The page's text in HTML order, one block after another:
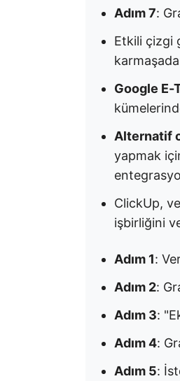
Adım 7:
Etkili çizgi
Google E-
Alternatif
yapmak
ClickUp,
işbirliğini
Adım 1:
Adım 2:
Adım 3:
Adım 4:
Adım 5: